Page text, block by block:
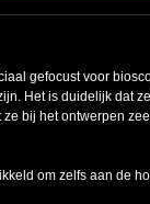
gefocust voor
Het is duidelijk dat
bij het ontwerpen
om zelfs aan de